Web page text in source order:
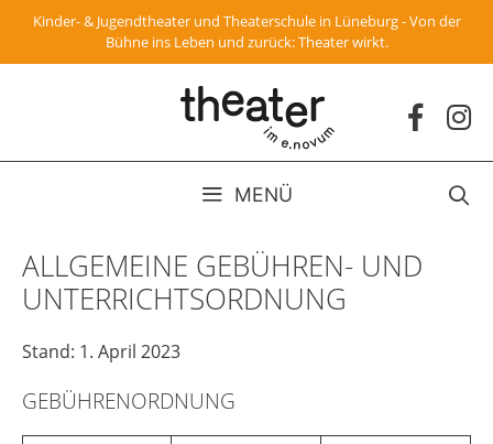
Zum
springen
Kinder- & Jugendtheater und Theaterschule in Lüneburg - Von der
Bühne ins Leben und zurück: Theater wirkt.
MENÜ
ALLGEMEINE GEBÜHREN- UND
UNTERRICHTSORDNUNG
Stand: 1. April 2023
GEBÜHRENORDNUNG